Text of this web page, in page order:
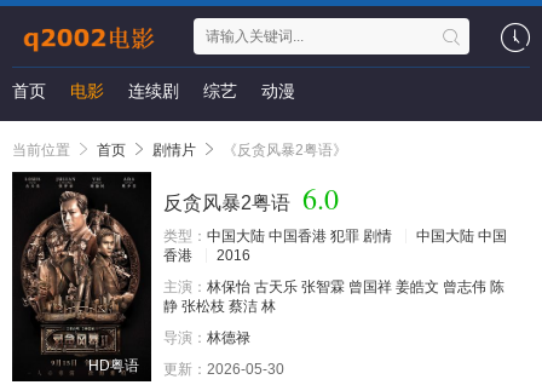
首页 电影 连续剧 综艺 动漫
当前位置 首页 剧情片 《反贪风暴2粤语》
HD粤语
反贪风暴2粤语 6.0
类型： 中国大陆 中国香港 犯罪 剧情 中国大陆 中国
香港
2016
主演： 林保怡 古天乐 张智霖 曾国祥 姜皓文 曾志伟 陈
静 张松枝 蔡洁 林
导演： 林德禄
更新： 2026-05-30